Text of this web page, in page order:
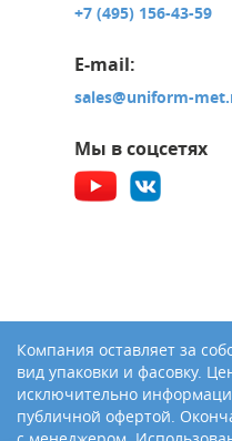
+7 (495) 156-43-59
E-mail:
sales@uniform-
Мы в соцсетях
Компания оставляет за
вид упаковки и фасовку.
исключительно
публичной офертой.